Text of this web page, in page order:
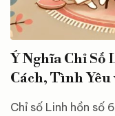
Ý Nghĩa Chỉ
Cách, Tình Yêu
Chỉ số Linh hồn số